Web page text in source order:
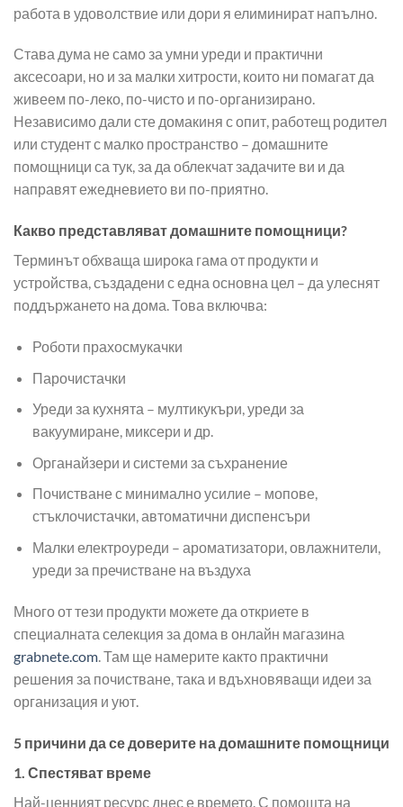
работа в удоволствие или дори я елиминират напълно.
Става дума не само за умни уреди и практични
аксесоари, но и за малки хитрости, които ни помагат да
живеем по-леко, по-чисто и по-организирано.
Независимо дали сте домакиня с опит, работещ родител
или студент с малко пространство – домашните
помощници са тук, за да облекчат задачите ви и да
направят ежедневието ви по-приятно.
Какво представляват домашните помощници?
Терминът обхваща широка гама от продукти и
устройства, създадени с една основна цел – да улеснят
поддържането на дома. Това включва:
Роботи прахосмукачки
Парочистачки
Уреди за кухнята – мултикукъри, уреди за
вакуумиране, миксери и др.
Органайзери и системи за съхранение
Почистване с минимално усилие – мопове,
стъклочистачки, автоматични диспенсъри
Малки електроуреди – ароматизатори, овлажнители,
уреди за пречистване на въздуха
Много от тези продукти можете да откриете в
специалната селекция за дома в онлайн магазина
grabnete.com . Там ще намерите както практични
решения за почистване, така и вдъхновяващи идеи за
организация и уют.
5 причини да се доверите на домашните помощници
1. Спестяват време
Най-ценният ресурс днес е времето. С помощта на